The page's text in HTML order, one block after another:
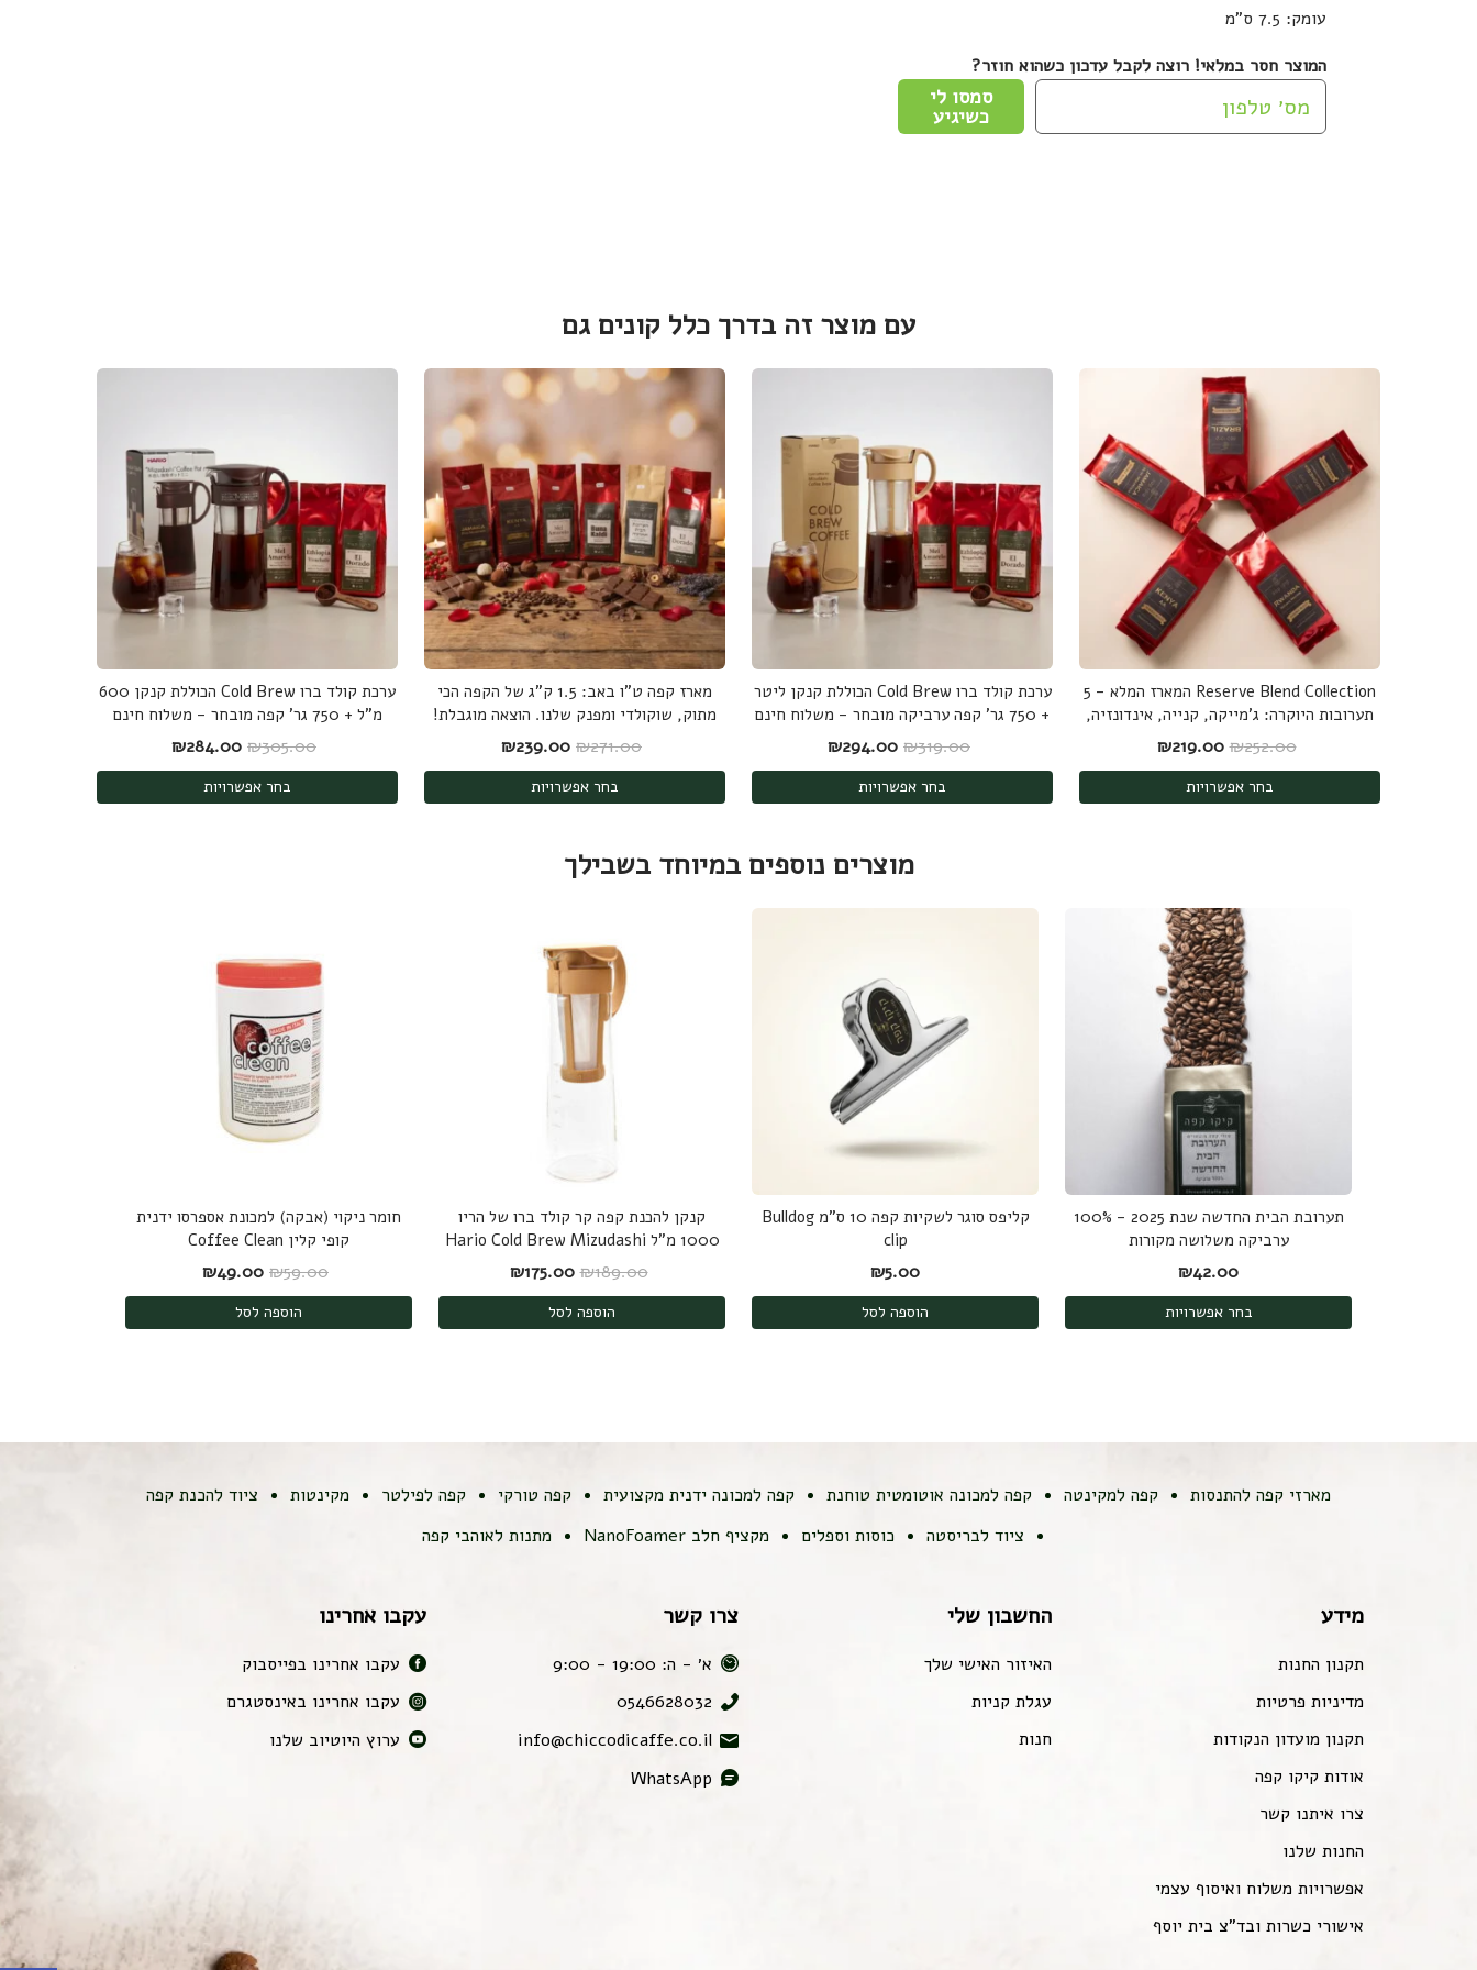
עומק: 7.5 ס"מ
המוצר חסר במלאי! רוצה לקבל עדכון כשהוא חוזר?
סמסו לי
כשיגיע
עם מוצר זה בדרך כלל קונים גם
Reserve Blend Collection המארז המלא - 5
תערובות היוקרה: ג'מייקה, קנייה, אינדונזיה,
ברזיל ורואנדה - 1.25 ק"ג
₪252.00 המחיר המקורי היה: ₪252.00.
₪219.00 המחיר הנוכחי הוא: ₪219.00.
בחר אפשרויות
ערכת קולד ברו Cold Brew הכוללת קנקן ליטר
+ 750 גר' קפה ערביקה מובחר - משלוח חינם
₪319.00 המחיר המקורי היה: ₪319.00.
₪294.00 המחיר הנוכחי הוא: ₪294.00.
בחר אפשרויות
מארז קפה ט"ו באב: 1.5 ק"ג של הקפה הכי
מתוק, שוקולדי ומפנק שלנו. הוצאה מוגבלת!
₪271.00 המחיר המקורי היה: ₪271.00.
₪239.00 המחיר הנוכחי הוא: ₪239.00.
בחר אפשרויות
ערכת קולד ברו Cold Brew הכוללת קנקן 600
מ"ל + 750 גר' קפה מובחר - משלוח חינם
₪305.00 המחיר המקורי היה: ₪305.00.
₪284.00 המחיר הנוכחי הוא: ₪284.00.
בחר אפשרויות
מוצרים נוספים במיוחד בשבילך
תערובת הבית החדשה שנת 2025 - 100%
ערביקה משלושה מקורות
₪42.00
בחר אפשרויות
קליפס סוגר לשקיות קפה 10 ס"מ Bulldog
clip
₪5.00
הוספה לסל
קנקן להכנת קפה קר קולד ברו של הריו
1000 מ"ל Hario Cold Brew Mizudashi
₪189.00 המחיר המקורי היה: ₪189.00.
₪175.00 המחיר הנוכחי הוא: ₪175.00.
הוספה לסל
חומר ניקוי (אבקה) למכונת אספרסו ידנית
קופי קלין Coffee Clean
₪59.00 המחיר המקורי היה: ₪59.00.
₪49.00 המחיר הנוכחי הוא: ₪49.00.
הוספה לסל
מארזי קפה להתנסות קפה למקינטה קפה למכונה אוטומטית טוחנת קפה למכונה ידנית מקצועית קפה טורקי קפה לפילטר מקינטות
ציוד להכנת קפה
ציוד לבריסטה
כוסות וספלים מקציף חלב NanoFoamer מתנות לאוהבי קפה
מידע
תקנון החנות
מדיניות פרטיות
תקנון מועדון הנקודות
אודות קיקו קפה
צרו איתנו קשר
החנות שלנו
אפשרויות משלוח ואיסוף עצמי
אישורי כשרות ובד"צ בית יוסף
החשבון שלי
האיזור האישי שלך
עגלת קניות
חנות
צרו קשר
א׳ - ה: 19:00 - 9:00
0546628032
info@chiccodicaffe.co.il
WhatsApp
עקבו אחרינו
עקבו אחרינו בפייסבוק
עקבו אחרינו באינסטגרם
ערוץ היוטיוב שלנו